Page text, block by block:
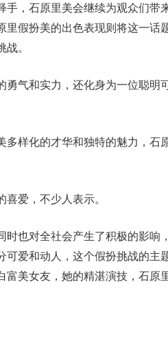
手，石原里美会继续为观众们带
里假扮美的出色表现则将这一话
。
勇气和实力，还化身为一位聪明
多样化的才华和独特的魅力，石
喜爱，不少人表示。
时也对全社会产生了积极的影响
可爱和动人，这个假扮挑战的主
富美女友，她的精湛演技，石原